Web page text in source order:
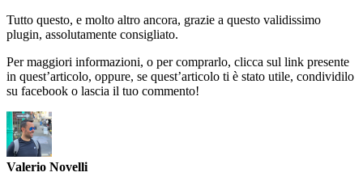
Tutto questo, e molto altro ancora, grazie a questo validissimo
plugin, assolutamente consigliato.
Per maggiori informazioni, o per comprarlo, clicca sul link presente
in quest’articolo, oppure, se quest’articolo ti è stato utile, condividilo
su facebook o lascia il tuo commento!
Valerio Novelli